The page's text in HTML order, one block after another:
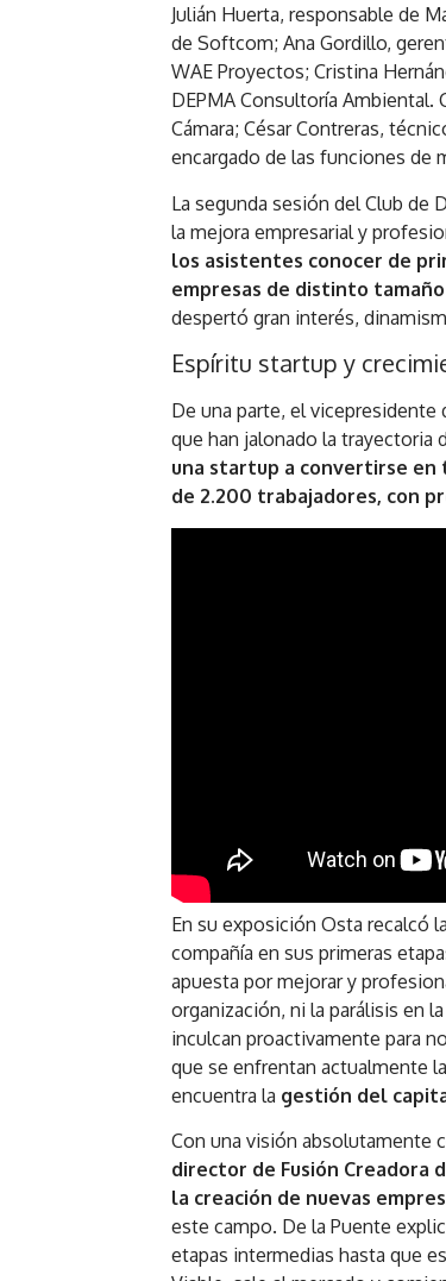
Julián Huerta, responsable de
de Softcom; Ana Gordillo,
WAE Proyectos; Cristina
DEPMA Consultoría Ambiental.
Cámara; César Contreras,
encargado de las funciones de
La segunda sesión del Club
la mejora empresarial y
los asistentes conocer de
empresas de distinto
despertó gran interés,
Espíritu startup y
De una parte, el vicepresidente
que han jalonado la trayectoria
una startup a convertirse en
de 2.200 trabajadores, con
En su exposición Osta recalcó
compañía en sus primeras
apuesta por mejorar y
organización, ni la parálisis en
inculcan proactivamente para
que se enfrentan actualmente
encuentra la gestión del
Con una visión absolutamente
director de Fusión Creadora
la creación de nuevas
este campo. De la Puente
etapas intermedias hasta que